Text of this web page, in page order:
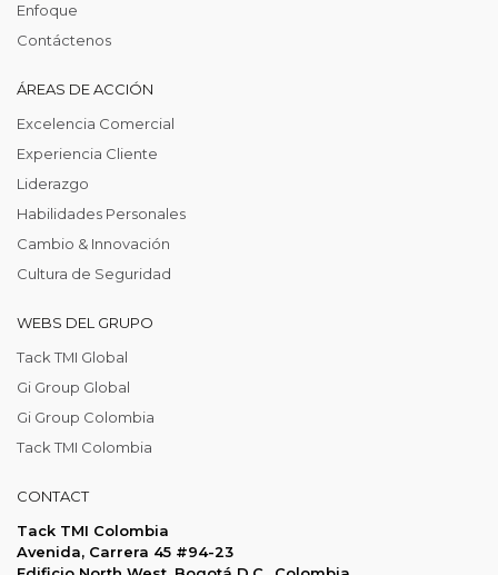
Enfoque
Contáctenos
ÁREAS DE ACCIÓN
Excelencia Comercial
Experiencia Cliente
Liderazgo
Habilidades Personales
Cambio & Innovación
Cultura de Seguridad
WEBS DEL GRUPO
Tack TMI Global
Gi Group Global
Gi Group Colombia
Tack TMI Colombia
CONTACT
Tack TMI Colombia
Avenida, Carrera 45 #94-23